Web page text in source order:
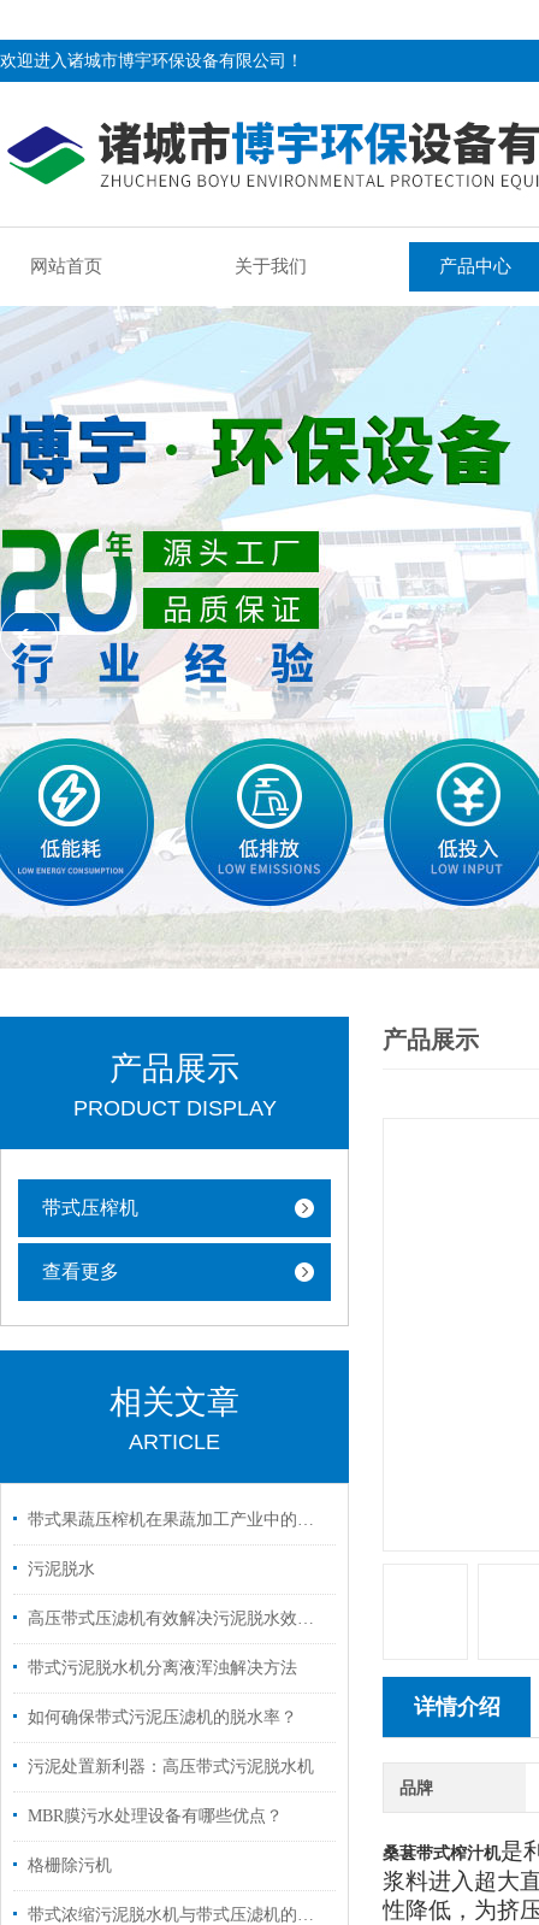
欢迎进入诸城市博宇环保设备有限公司！
网站首页 关于我们 产品中心
产品展示
PRODUCT DISPLAY
带式压榨机
查看更多
相关文章
ARTICLE
带式果蔬压榨机在果蔬加工产业中的实用价值与应用场景
污泥脱水
高压带式压滤机有效解决污泥脱水效果不理想
带式污泥脱水机分离液浑浊解决方法
如何确保带式污泥压滤机的脱水率？
污泥处置新利器：高压带式污泥脱水机
MBR膜污水处理设备有哪些优点？
格栅除污机
带式浓缩污泥脱水机与带式压滤机的区别
产品展示
详情介绍
品牌
桑葚带式榨汁机是
浆料进入超大
性降低，为挤